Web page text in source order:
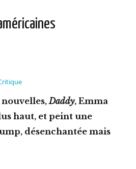
Daddy, Emma
haut, et peint une
désenchantée mais